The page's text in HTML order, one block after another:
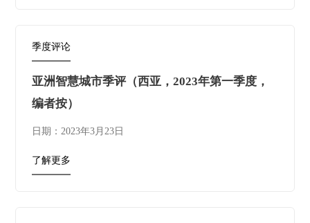
季度评论
亚洲智慧城市季评（西亚，2023年第一季度，
编者按）
日期：2023年3月23日
了解更多